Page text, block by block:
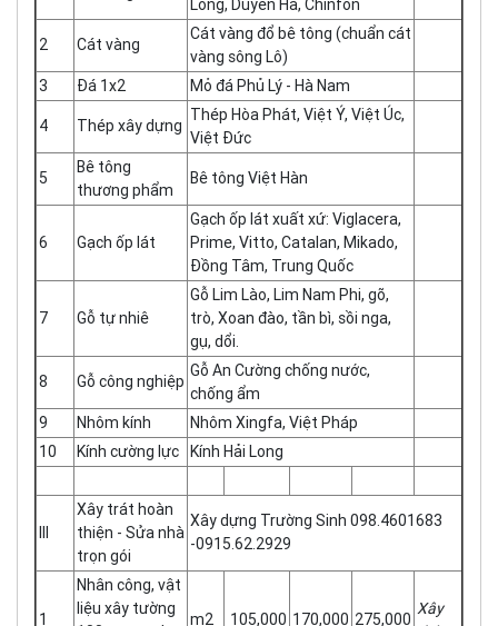
Long, Duyên Hà, Chinfon
2
Cát vàng
Cát vàng đổ bê tông (chuẩn cát
vàng sông Lô)
3
Đá 1x2
Mỏ đá Phủ Lý - Hà Nam
4
Thép xây dựng
Thép Hòa Phát, Việt Ý, Việt Úc,
Việt Đức
5
Bê tông
thương phẩm
Bê tông Việt Hàn
6 Gạch ốp lát
Gạch ốp lát xuất xứ: Viglacera,
Prime, Vitto, Catalan, Mikado,
Đồng Tâm, Trung Quốc
7 Gỗ tự nhiê
Gỗ Lim Lào, Lim Nam Phi, gõ,
trò, Xoan đào, tần bì, sồi nga,
gụ, dổi.
8
Gỗ công nghiệp
Gỗ An Cường chống nước,
chống ẩm
9
Nhôm kính
Nhôm Xingfa, Việt Pháp
10
Kính cường lực Kính Hải Long
III
Xây trát hoàn
thiện - Sửa nhà
trọn gói
Xây dựng Trường Sinh 098.4601683
-0915.62.2929
1
Nhân công, vật
liệu xây tường
m2 105,000 170,000 275,000
Xây